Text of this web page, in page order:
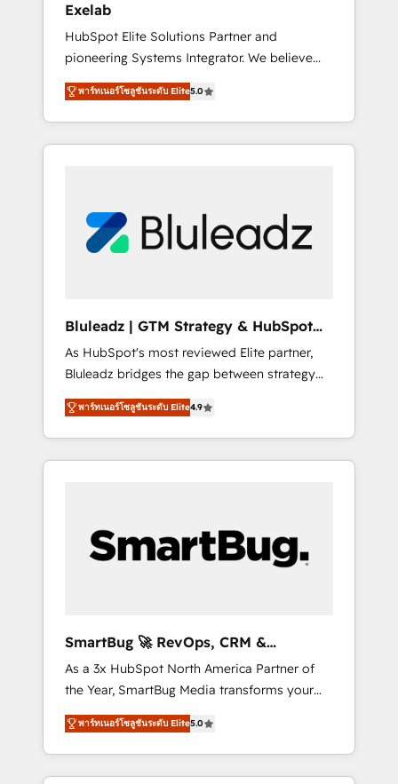
operators need as their systems, data, and
processes evolve. Since 2014, we’ve
supported 1,400+ clients across a wide range
of industries, including healthcare, software,
B2B services, manufacturing, financial
services and more. Whether clients are new
to HubSpot or expanding into more
long-term value and a consistently strong
client experience.
Exelab
HubSpot Elite Solutions Partner and
pioneering Systems Integrator. We believe
technology should serve business strategy,
not the other way around. Every engagement
begins with clear objectives, customer
journey mapping, and measurable KPIs. Only
Connectors, workflows, and data
architectures that make HubSpot the
HubSpot beyond standard configurations. -
AI-FIRST- AI across customer-facing
operations to accelerate decisions,
streamline processes, and unlock efficiency
at scale. From predictive intelligence to
conversational AI, we turn data into action
and automation into competitive advantage.
พาร์ทเนอร์โซลูชันระดับ Elite5.0
Bluleadz | GTM Strategy & HubSpot
Implementation
As HubSpot's most reviewed Elite partner,
Bluleadz bridges the gap between strategy
and execution. We don't just "set up tools" —
we install the GTM Operating System (GTM
OS) to align your leadership and engineer a
portal that drives predictable revenue
and Story to stop "accelerating a mess." ⚙️
Elite Engineering & AI Scalable Architecture:
agents, and high-integrity migrations for total
reporting clarity. Security & Compliance: SOC
2 Type I and HIPAA attested for enterprise-
grade data security. 🏆 Why Bluleadz? GTM
OS Partner | 16+ Years Experience | 1,000+
Five-Star Reviews
พาร์ทเนอร์โซลูชันระดับ Elite4.9
SmartBug 🚀 RevOps, CRM &
Integration Experts
As a 3x HubSpot North America Partner of
the Year, SmartBug Media transforms your
customer lifecycle into a revenue engine. Our
unified ecosystem includes specialized
divisions Globalia (AI & Software) and Point
Success Media (Paid Media), making this the
พาร์ทเนอร์โซลูชันระดับ Elite5.0